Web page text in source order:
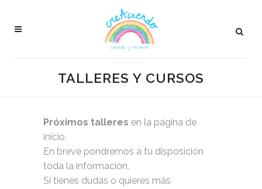
TALLERES Y CURSOS
Próximos talleres en la página de
inicio.
En breve pondremos a tu disposición
toda la información.
Si tienes dudas o quieres más